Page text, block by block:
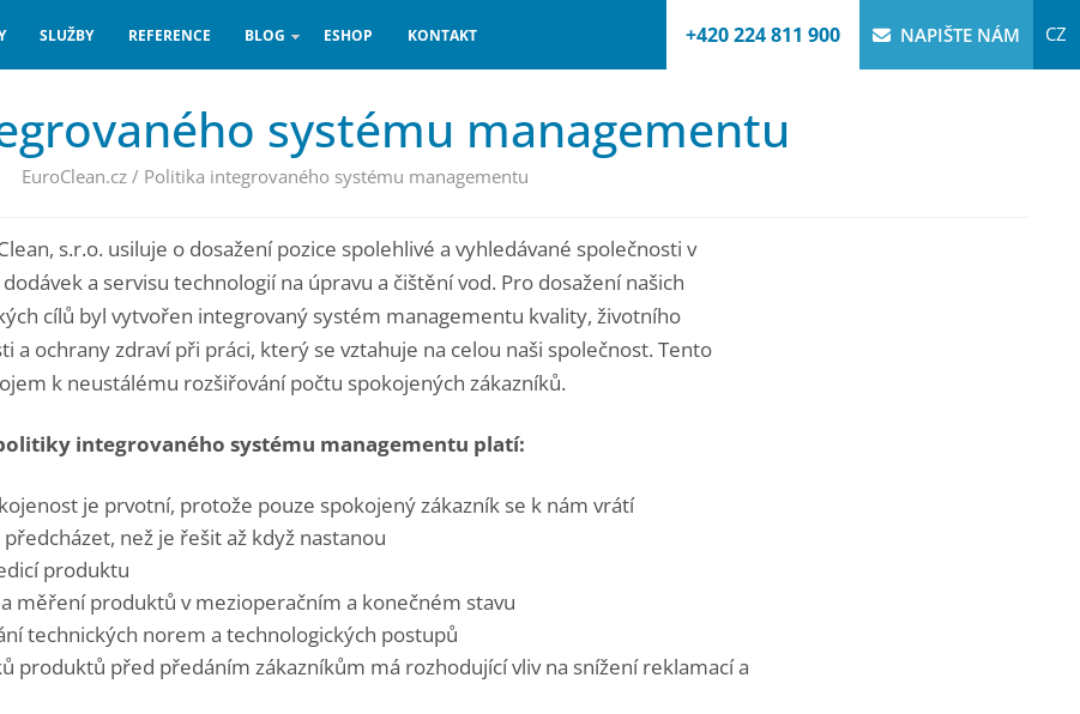
SLUŽBY REFERENCE BLOG ESHOP KONTAKT CZ
NAPIŠTE NÁM
+420 224 811 900
systému managementu
EuroClean.cz/ Politika integrovaného systému managementu
s.r.o. usiluje o dosažení pozice spolehlivé a vyhledávané společnosti v
a servisu technologií na úpravu a čištění vod. Pro dosažení našich
cílů byl vytvořen integrovaný systém managementu kvality, životního
a ochrany zdraví při práci, který se vztahuje na celou naši společnost. Tento
k neustálému rozšiřování počtu spokojených zákazníků.
integrovaného systému managementu platí:
je prvotní, protože pouze spokojený zákazník se k nám vrátí
než je řešit až když nastanou
produktu
měření produktů v mezioperačním a konečném stavu
technických norem a technologických postupů
produktů před předáním zákazníkům má rozhodující vliv na snížení reklamací a